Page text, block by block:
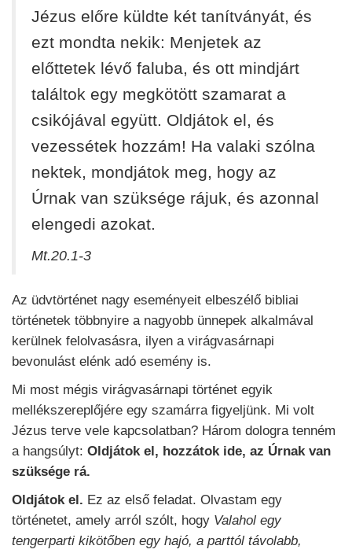
Jézus előre küldte két tanítványát, és
ezt mondta nekik: Menjetek az
előttetek lévő faluba, és ott mindjárt
találtok egy megkötött szamarat a
csikójával együtt. Oldjátok el, és
vezessétek hozzám! Ha valaki szólna
nektek, mondjátok meg, hogy az
Úrnak van szüksége rájuk, és azonnal
elengedi azokat.
Mt.20.1-3
Az üdvtörténet nagy eseményeit elbeszélő bibliai
történetek többnyire a nagyobb ünnepek alkalmával
kerülnek felolvasásra, ilyen a virágvasárnapi
bevonulást elénk adó esemény is.
Mi most mégis virágvasárnapi történet egyik
mellékszereplőjére egy szamárra figyeljünk. Mi volt
Jézus terve vele kapcsolatban? Három dologra tenném
a hangsúlyt: Oldjátok el, hozzátok ide, az Úrnak van
szüksége rá.
Oldjátok el. Ez az első feladat. Olvastam egy
történetet, amely arról szólt, hogy Valahol egy
tengerparti kikötőben egy hajó, a parttól távolabb,